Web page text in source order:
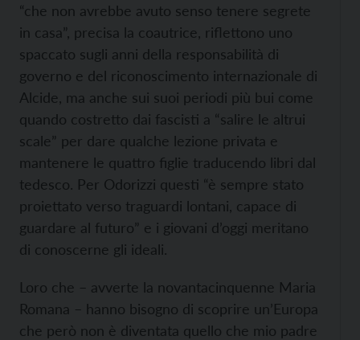
“che non avrebbe avuto senso tenere segrete
in casa”, precisa la coautrice, riflettono uno
spaccato sugli anni della responsabilità di
governo e del riconoscimento internazionale di
Alcide, ma anche sui suoi periodi più bui come
quando costretto dai fascisti a “salire le altrui
scale” per dare qualche lezione privata e
mantenere le quattro figlie traducendo libri dal
tedesco. Per Odorizzi questi “è sempre stato
proiettato verso traguardi lontani, capace di
guardare al futuro” e i giovani d’oggi meritano
di conoscerne gli ideali.
Loro che – avverte la novantacinquenne Maria
Romana – hanno bisogno di scoprire un’Europa
che però non è diventata quello che mio padre